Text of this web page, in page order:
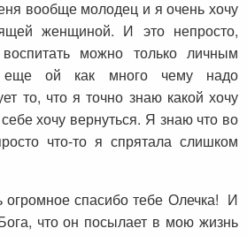
вообще молодец и я очень хочу
женщиной. И это непросто,
можно только личным
ой как много чему надо
то, что я точно знаю какой хочу
хочу вернуться. Я знаю что во
что-то я спрятала слишком
огромное спасибо тебе Олечка! И
что он посылает в мою жизнь